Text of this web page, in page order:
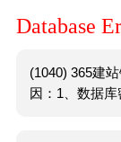
Database
(1040) 365建
因：1、数据库